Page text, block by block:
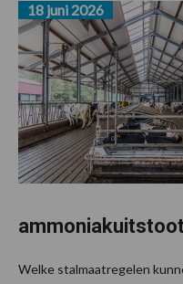
18 juni 2026
Welke stalmaatregelen